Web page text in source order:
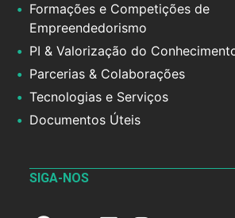
Formações e Competições de
Empreendedorismo
PI & Valorização do
Parcerias & Colaborações
Tecnologias e Serviços
Documentos Úteis
SIGA-NOS